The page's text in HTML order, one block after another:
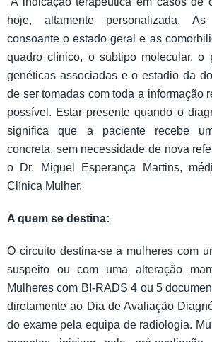
hoje, altamente personalizada.
consoante o estado geral e as
quadro clínico, o subtipo molecular, o
genéticas associadas e o estadio da
de ser tomadas com toda a informação
possível. Estar presente quando o
significa que a paciente recebe
concreta, sem necessidade de nova
o Dr. Miguel Esperança Martins,
Clínica Mulher.
A quem se destina:
O circuito destina-se a mulheres com
suspeito ou com uma alteração
Mulheres com BI-RADS 4 ou 5
diretamente ao Dia de Avaliação
do exame pela equipa de radiologia.